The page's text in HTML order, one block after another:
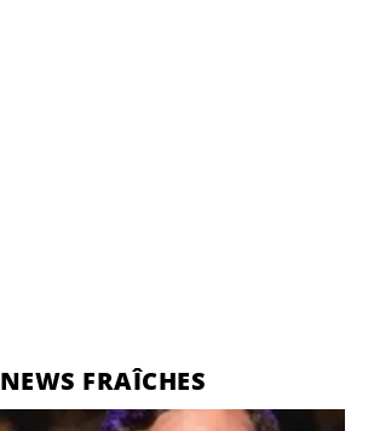
NEWS FRAÎCHES